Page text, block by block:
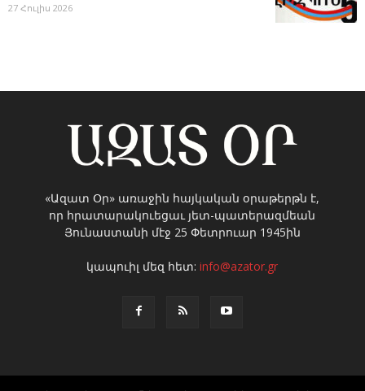
27 Հուլիս 2026
«Ազատ Օր» առաջին հայկական օրաթերթն է,
որ հրատարակուեցաւ յետ-պատերազմեան
Յունաստանի մէջ 25 Փետրուար 1945ին
կապուիլ մեզ հետ:info@azator.gr